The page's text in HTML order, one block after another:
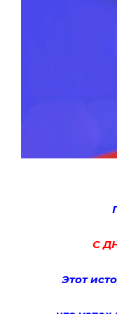
С
Этот